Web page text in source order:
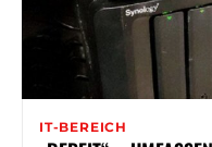
IT-BEREICH